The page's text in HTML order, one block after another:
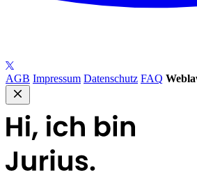
AGB Impressum Datenschutz FAQ